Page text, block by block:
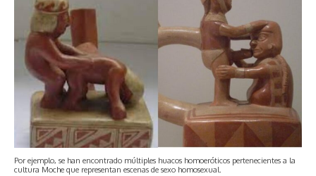
Por ejemplo, se han encontrado múltiples huacos homoeróticos pertenecientes a la
cultura Moche que representan escenas de sexo homosexual.